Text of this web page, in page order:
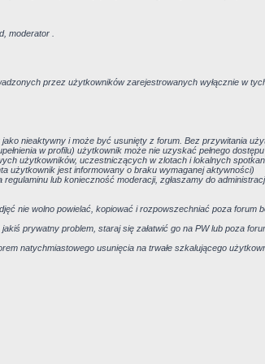
moderator .
przez użytkowników zarejestrowanych wyłącznie w
nieaktywny i może być usunięty z forum. Bez przywitania
w profilu) użytkownik może nie uzyskać pełnego dostępu
użytkowników, uczestniczących w zlotach i lokalnych
użytkownik jest informowany o braku wymaganej aktywności)
lub konieczność moderacji, zgłaszamy do
nie wolno powielać, kopiować i rozpowszechniać poza forum
prywatny problem, staraj się załatwić go na PW lub poza
natychmiastowego usunięcia na trwałe szkalującego